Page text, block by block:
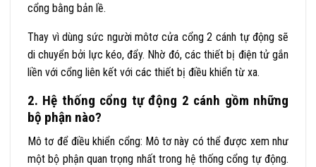
cổng bằng bản lề.
Thay vì dùng sức người môtơ cửa cổng 2 cánh tự động sẽ
di chuyển bởi lực kéo, đẩy. Nhờ đó, các thiết bị điện tử gắn
liền với cổng liên kết với các thiết bị điều khiển từ xa.
2. Hệ thống cổng tự động 2 cánh gồm những
bộ phận nào?
Mô tơ để điều khiển cổng: Mô tơ này có thể được xem như
một bộ phận quan trọng nhất trong hệ thống cổng tự động.